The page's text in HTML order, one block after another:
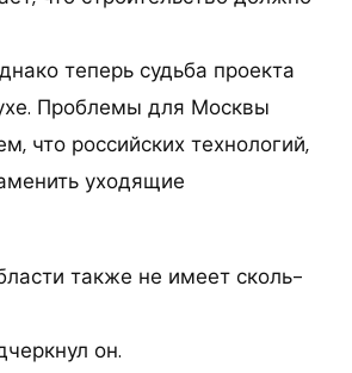
теперь судьба проекта
Проблемы для Москвы
что российских технологий,
уходящие
также не имеет сколь-
он.